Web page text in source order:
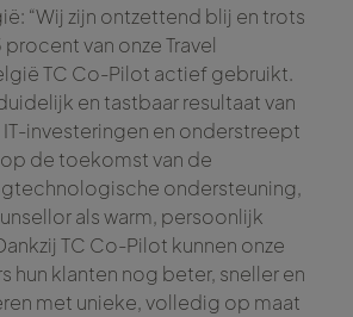
“Wij zijn ontzettend blij en trots
van onze Travel
TC Co-Pilot actief gebruikt.
en tastbaar resultaat van
IT-investeringen en onderstreept
de toekomst van de
ondersteuning,
als warm, persoonlijk
TC Co-Pilot kunnen onze
hun klanten nog beter, sneller en
met unieke, volledig op maat